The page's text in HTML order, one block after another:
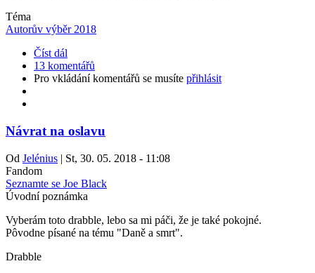
Téma
Autorův výběr 2018
Číst dál
13 komentářů
Pro vkládání komentářů se musíte přihlásit
Návrat na oslavu
Od Jelénius | St, 30. 05. 2018 - 11:08
Fandom
Seznamte se Joe Black
Úvodní poznámka
Vyberám toto drabble, lebo sa mi páči, že je také pokojné.
Pôvodne písané na tému "Daně a smrt".
Drabble